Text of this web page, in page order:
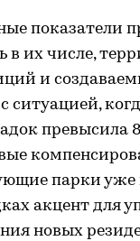
показатели
в их числе,
и
ситуацией,
превысила
парки уже
акцент для
новых